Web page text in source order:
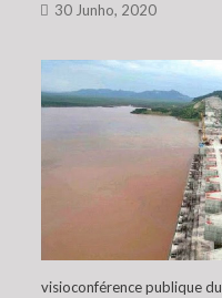
30 Junho, 2020
visioconférence publique